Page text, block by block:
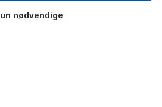
nødvendige